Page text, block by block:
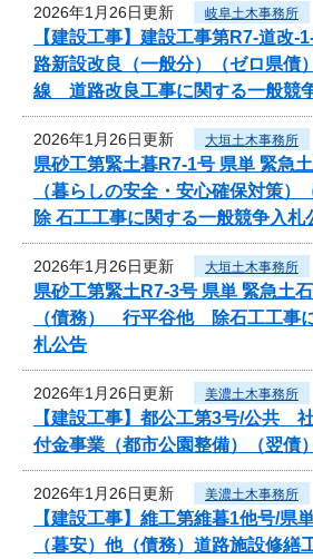
2026年1月26日更新 岐阜土木事務所
【建設工事】建設工事第R7-道
路新設改良（一般分）（ゼロ県債
線 道路改良工事に関する一般競
2026年1月26日更新 大垣土木事務所
県砂工第緊土暮R7-1号 県単 緊急
（暮らしの安全・安心確保対策
除 石工工事に関する一般競争入札
2026年1月26日更新 大垣土木事務所
県砂工第緊土R7-3号 県単 緊急土
（債務） 行平谷他 除石工工事
札公告
2026年1月26日更新 美濃土木事務所
【建設工事】都公工第3号/公共
付金事業（都市公園整備）（翌債
2026年1月26日更新 美濃土木事務所
【建設工事】維工第維暮1他号/
（暮安）他（債務）道路施設修繕